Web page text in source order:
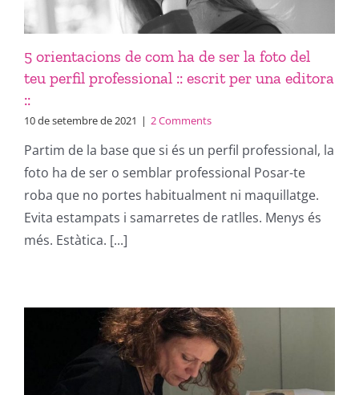
5 orientacions de com ha de ser la foto del
teu perfil professional :: escrit per una editora
::
10 de setembre de 2021 | 2 Comments
Partim de la base que si és un perfil professional, la
foto ha de ser o semblar professional Posar-te
roba que no portes habitualment ni maquillatge.
Evita estampats i samarretes de ratlles. Menys és
més. Estàtica. [...]